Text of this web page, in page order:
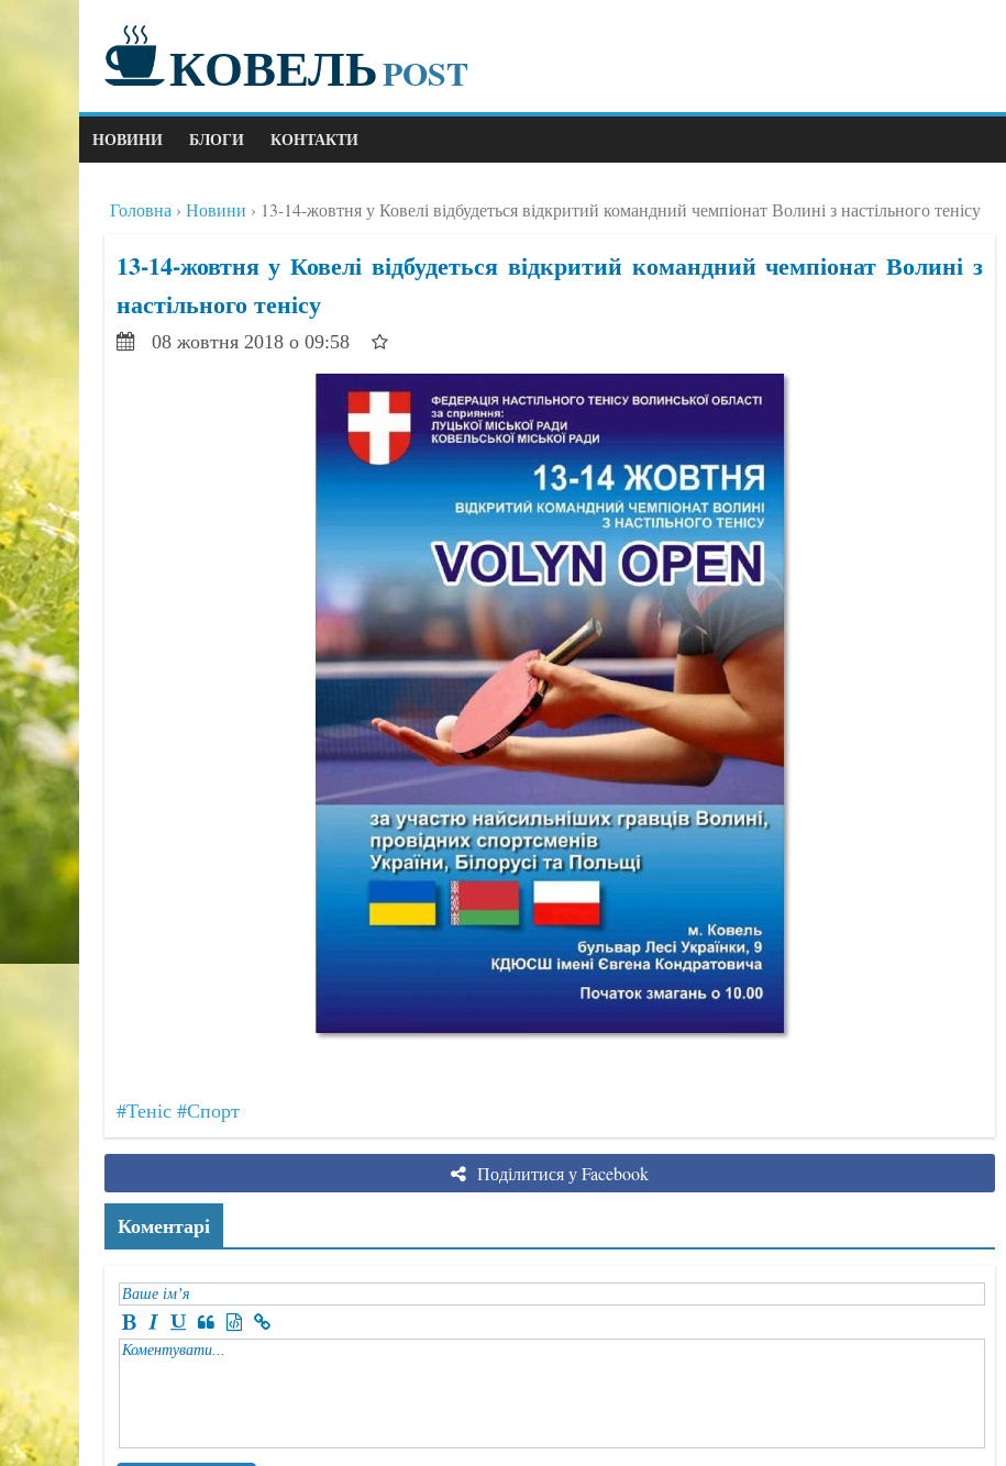
КОВЕЛЬPOST
НОВИНИ БЛОГИ КОНТАКТИ
Головна Новини 13-14-жовтня у Ковелі відбудеться відкритий командний чемпіонат Волині з настільного тенісу
13-14-жовтня у Ковелі відбудеться відкритий командний чемпіонат Волині з
настільного тенісу
08 жовтня 2018 о 09:58
#Теніс #Спорт
Поділитися у Facebook
Коментарі